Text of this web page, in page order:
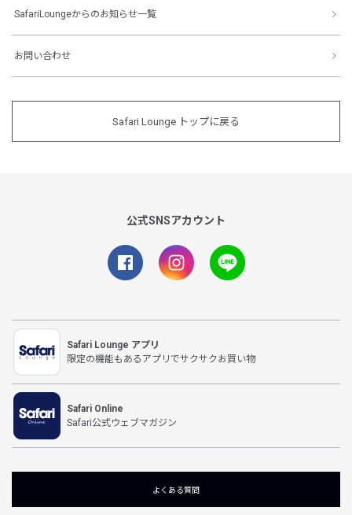
SafariLoungeからのお知らせ一覧
お問い合わせ
Safari Lounge トップに戻る
公式SNSアカウント
Safari Lounge アプリ
限定の機能もあるアプリでサクサクお買い物
Safari Online
Safari公式ウェブマガジン
よくある質問